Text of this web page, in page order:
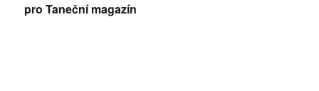
pro Taneční magazín